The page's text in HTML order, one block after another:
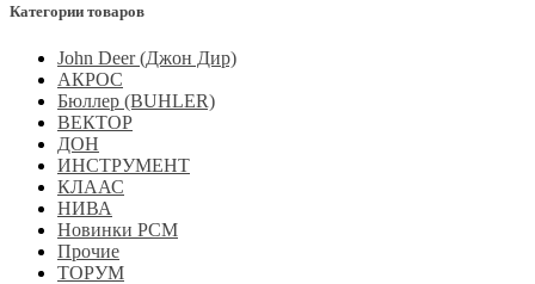
Категории товаров
John Deer (Джон Дир)
АКРОС
Бюллер (BUHLER)
ВЕКТОР
ДОН
ИНСТРУМЕНТ
КЛААС
НИВА
Новинки РСМ
Прочие
ТОРУМ